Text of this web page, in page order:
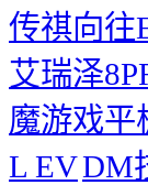
传祺向往
艾瑞泽
魔游戏平
L EVDM